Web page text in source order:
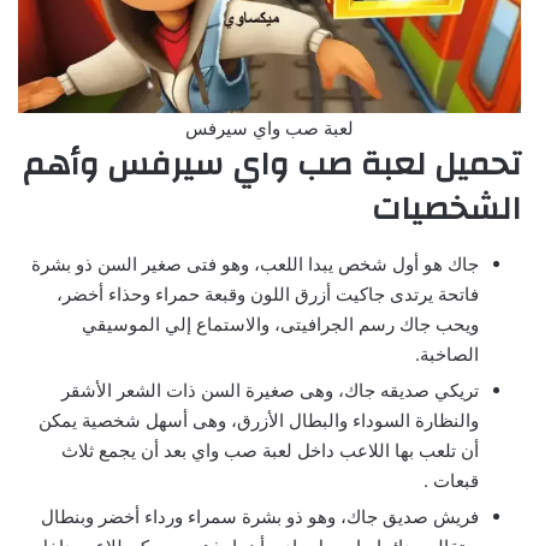
لعبة صب واي سيرفس
تحميل لعبة صب واي سيرفس وأهم
الشخصيات
جاك هو أول شخص يبدا اللعب، وهو فتى صغير السن ذو بشرة
فاتحة يرتدى جاكيت أزرق اللون وقبعة حمراء وحذاء أخضر،
ويحب جاك رسم الجرافيتى، والاستماع إلي الموسيقي
الصاخبة.
تريكي صديقه جاك، وهى صغيرة السن ذات الشعر الأشقر
والنظارة السوداء والبطال الأزرق، وهى أسهل شخصية يمكن
أن تلعب بها اللاعب داخل لعبة صب واي بعد أن يجمع ثلاث
قبعات .
فريش صديق جاك، وهو ذو بشرة سمراء ورداء أخضر وبنطال